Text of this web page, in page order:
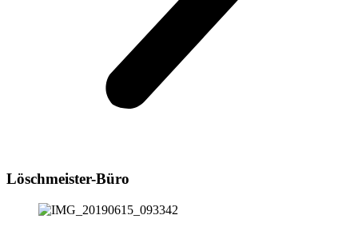
Löschmeister-Büro